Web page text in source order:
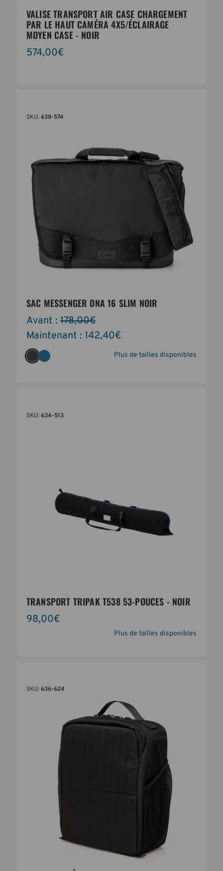
VALISE TRANSPORT AIR CASE CHARGEMENT
PAR LE HAUT CAMÉRA 4X5/ÉCLAIRAGE
MOYEN CASE - NOIR
574,00€
SKU: 638-574
SAC MESSENGER DNA 16 SLIM NOIR
Avant : 178,00€
Maintenant : 142,40€
Plus de tailles disponibles
SKU: 634-513
TRANSPORT TRIPAK T538 53-POUCES - NOIR
98,00€
Plus de tailles disponibles
SKU: 636-624